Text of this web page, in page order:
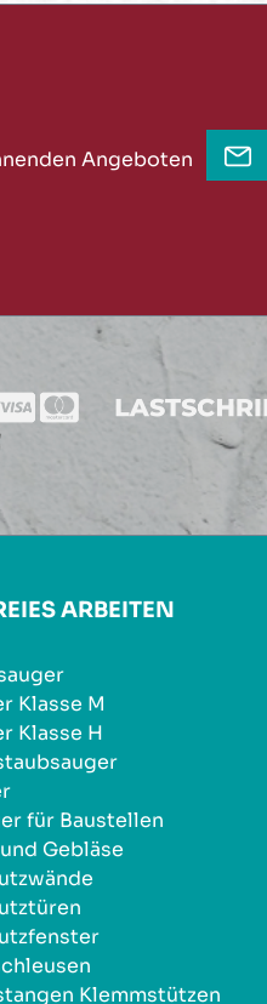
Angeboten
ARBEITEN
Klasse M
Klasse H
für Baustellen
Gebläse
Klemmstützen